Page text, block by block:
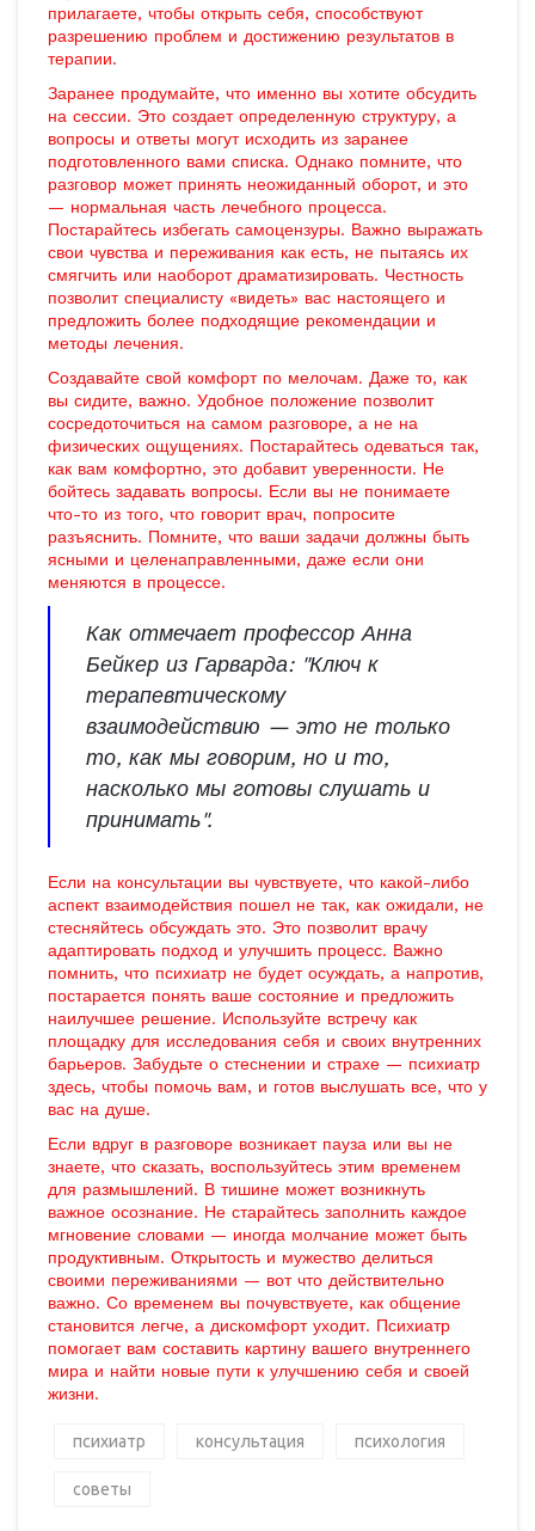
прилагаете, чтобы открыть себя, способствуют
разрешению проблем и достижению результатов в
терапии.
Заранее продумайте, что именно вы хотите обсудить
на сессии. Это создает определенную структуру, а
вопросы и ответы могут исходить из заранее
подготовленного вами списка. Однако помните, что
разговор может принять неожиданный оборот, и это
— нормальная часть лечебного процесса.
Постарайтесь избегать самоцензуры. Важно выражать
свои чувства и переживания как есть, не пытаясь их
смягчить или наоборот драматизировать. Честность
позволит специалисту «видеть» вас настоящего и
предложить более подходящие рекомендации и
методы лечения.
Создавайте свой комфорт по мелочам. Даже то, как
вы сидите, важно. Удобное положение позволит
сосредоточиться на самом разговоре, а не на
физических ощущениях. Постарайтесь одеваться так,
как вам комфортно, это добавит уверенности. Не
бойтесь задавать вопросы. Если вы не понимаете
что-то из того, что говорит врач, попросите
разъяснить. Помните, что ваши задачи должны быть
ясными и целенаправленными, даже если они
меняются в процессе.
Как отмечает профессор Анна
Бейкер из Гарварда: "Ключ к
терапевтическому
взаимодействию — это не только
то, как мы говорим, но и то,
насколько мы готовы слушать и
принимать".
Если на консультации вы чувствуете, что какой-либо
аспект взаимодействия пошел не так, как ожидали, не
стесняйтесь обсуждать это. Это позволит врачу
адаптировать подход и улучшить процесс. Важно
помнить, что психиатр не будет осуждать, а напротив,
постарается понять ваше состояние и предложить
наилучшее решение. Используйте встречу как
площадку для исследования себя и своих внутренних
барьеров. Забудьте о стеснении и страхе — психиатр
здесь, чтобы помочь вам, и готов выслушать все, что у
вас на душе.
Если вдруг в разговоре возникает пауза или вы не
знаете, что сказать, воспользуйтесь этим временем
для размышлений. В тишине может возникнуть
важное осознание. Не старайтесь заполнить каждое
мгновение словами — иногда молчание может быть
продуктивным. Открытость и мужество делиться
своими переживаниями — вот что действительно
важно. Со временем вы почувствуете, как общение
становится легче, а дискомфорт уходит. Психиатр
помогает вам составить картину вашего внутреннего
мира и найти новые пути к улучшению себя и своей
жизни.
психиатр консультация психология
советы